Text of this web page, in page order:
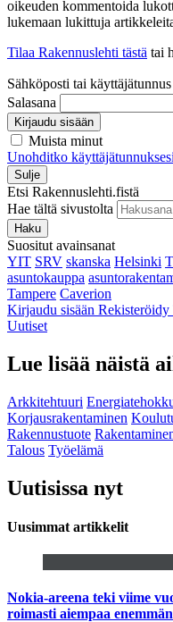
oikeuden kommentoida
lukemaan lukittuja
Tilaa Rakennuslehti tästä tai
Sähköposti tai käyttäjätunnus
Salasana
Kirjaudu sisään
Muista minut
Unohditko
Sulje
Etsi Rakennuslehti.fistä
Hae tältä sivustolta
Haku
Suositut avainsanat
YIT SRV skanska Helsinki
asuntokauppa
Tampere Caverion
Kirjaudu sisään Rekisteröidy
Uutiset
Lue lisää näistä
Arkkitehtuuri
Korjausrakentaminen
Rakennustuote
Talous Työelämä
Uutisissa nyt
Uusimmat artikkelit
Nokia-areena teki viime
roimasti aiempaa enemmän